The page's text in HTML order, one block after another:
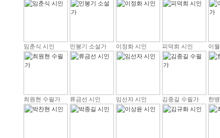
임춘식 시인 민봉기 소설가 이정화 시인 피덕희 시인 이
최원현 수필가 류금선 시인 임선자 시인 김종길 수필가 한